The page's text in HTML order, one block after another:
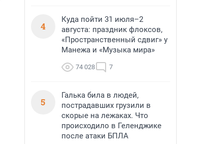
4
Куда пойти 31 июля–2
августа: праздник флоксов,
«Пространственный сдвиг» у
Манежа и «Музыка мира»
74 028 7
5
Галька била в людей,
пострадавших грузили в
скорые на лежаках. Что
происходило в Геленджике
после атаки БПЛА